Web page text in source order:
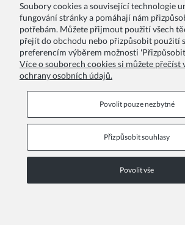
věku 19 až 22 let.Chápeme důležitost
jako jsou promoce, imatrikulace či jiné
a proto vám přinášíme oděvy, které
událostí a zároveň vám poskytnou
eleganci.
Soubory cookies a související technologie
fungování stránky a pomáhají nám
potřebám. Můžete přijmout použití všech
přejít do obchodu nebo přizpůsobit použití
preferencím výběrem možnosti 'Přizpůsobit
Více o souborech cookies si můžete přečíst
ochrany osobních údajů.
Povolit pouze nezbytné
Přizpůsobit souhlasy
Povolit vše